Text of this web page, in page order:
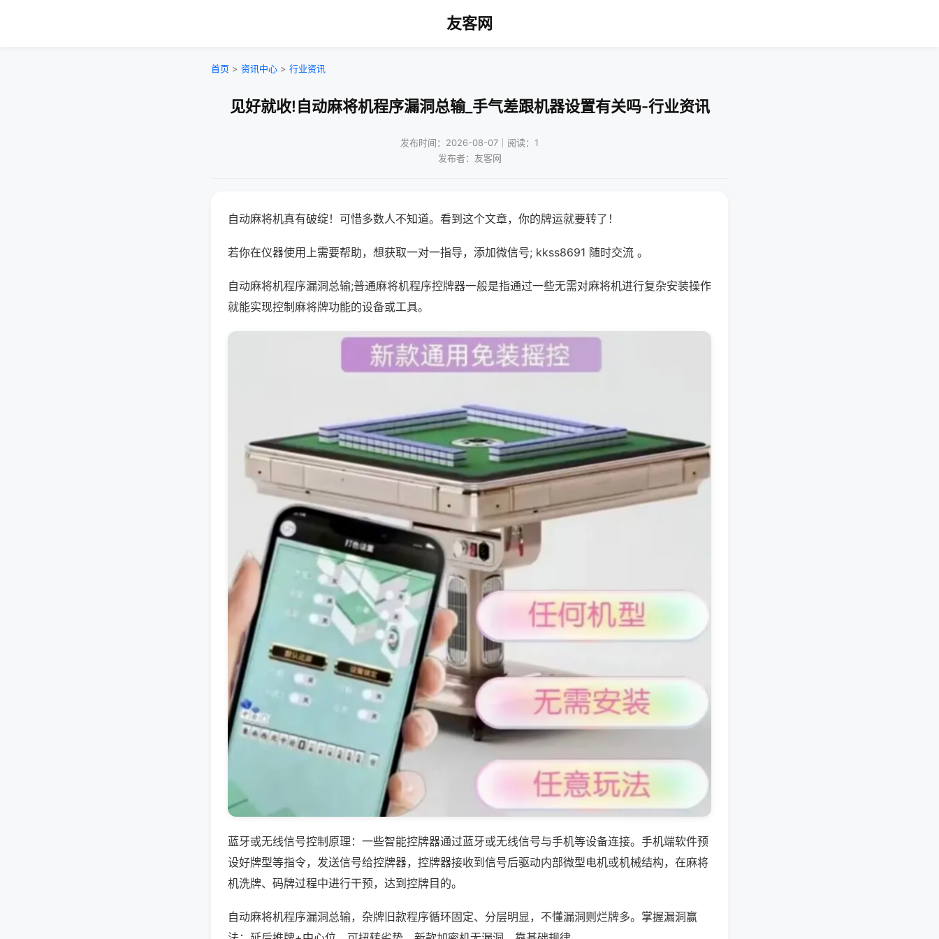
友客网
首页 > 资讯中心 > 行业资讯
见好就收!自动麻将机程序漏洞总输_手气差跟机器设置有关吗-行业资讯
发布时间：2026-08-07｜阅读：1
发布者：友客网
自动麻将机真有破绽！可惜多数人不知道。看到这个文章，你的牌运就要转了！
若你在仪器使用上需要帮助，想获取一对一指导，添加微信号; kkss8691 随时交流 。
自动麻将机程序漏洞总输;普通麻将机程序控牌器一般是指通过一些无需对麻将机进行复杂安装操作
就能实现控制麻将牌功能的设备或工具。
蓝牙或无线信号控制原理：一些智能控牌器通过蓝牙或无线信号与手机等设备连接。手机端软件预
设好牌型等指令，发送信号给控牌器，控牌器接收到信号后驱动内部微型电机或机械结构，在麻将
机洗牌、码牌过程中进行干预，达到控牌目的。
自动麻将机程序漏洞总输，杂牌旧款程序循环固定、分层明显，不懂漏洞则烂牌多。掌握漏洞赢